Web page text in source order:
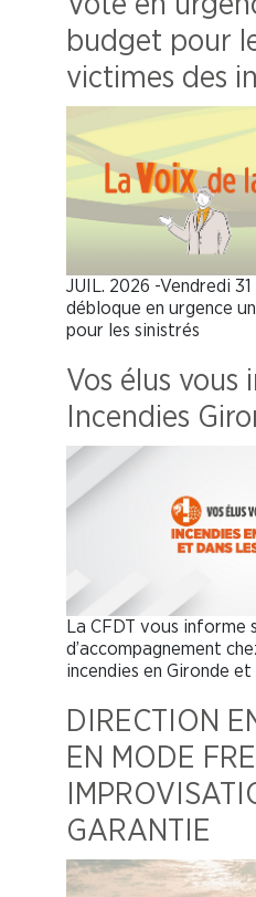
budget pour
victimes des
JUIL. 2026 -Vendredi
débloque en urgence
pour les sinistrés
Vos élus vous
Incendies
La CFDT vous informe
d’accompagnement
incendies en Gironde et
DIRECTION
EN MODE
GARANTIE